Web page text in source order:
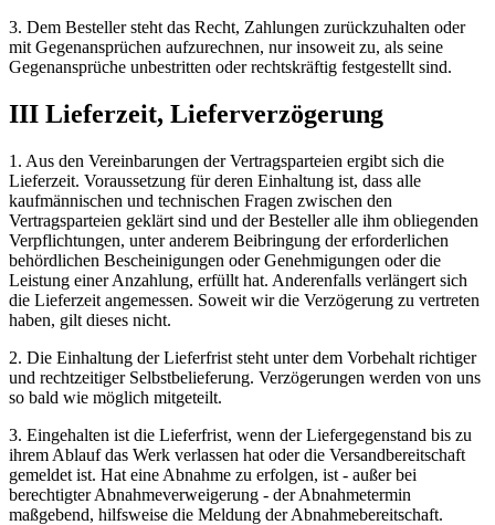
3. Dem Besteller steht das Recht, Zahlungen zurückzuhalten oder
mit Gegenansprüchen aufzurechnen, nur insoweit zu, als seine
Gegenansprüche unbestritten oder rechtskräftig festgestellt sind.
III Lieferzeit, Lieferverzögerung
1. Aus den Vereinbarungen der Vertragsparteien ergibt sich die
Lieferzeit. Voraussetzung für deren Einhaltung ist, dass alle
kaufmännischen und technischen Fragen zwischen den
Vertragsparteien geklärt sind und der Besteller alle ihm obliegenden
Verpflichtungen, unter anderem Beibringung der erforderlichen
behördlichen Bescheinigungen oder Genehmigungen oder die
Leistung einer Anzahlung, erfüllt hat. Anderenfalls verlängert sich
die Lieferzeit angemessen. Soweit wir die Verzögerung zu vertreten
haben, gilt dieses nicht.
2. Die Einhaltung der Lieferfrist steht unter dem Vorbehalt richtiger
und rechtzeitiger Selbstbelieferung. Verzögerungen werden von uns
so bald wie möglich mitgeteilt.
3. Eingehalten ist die Lieferfrist, wenn der Liefergegenstand bis zu
ihrem Ablauf das Werk verlassen hat oder die Versandbereitschaft
gemeldet ist. Hat eine Abnahme zu erfolgen, ist - außer bei
berechtigter Abnahmeverweigerung - der Abnahmetermin
maßgebend, hilfsweise die Meldung der Abnahmebereitschaft.